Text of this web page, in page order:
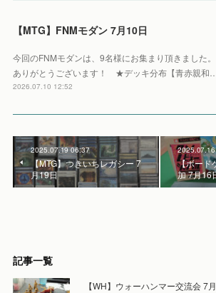
【MTG】FNMモダン 7月10日
今回のFNMモダンは、9名様にお集まり頂きました。
ありがとうございます！ ★デッキ分布【青赤親和…
2026.07.10 12:52
2025.07.19 06:37
【MTG】つきいちレガシー 7
月19日
【ボード
加 7月16
記事一覧
【WH】ウォーハンマー交流会 7